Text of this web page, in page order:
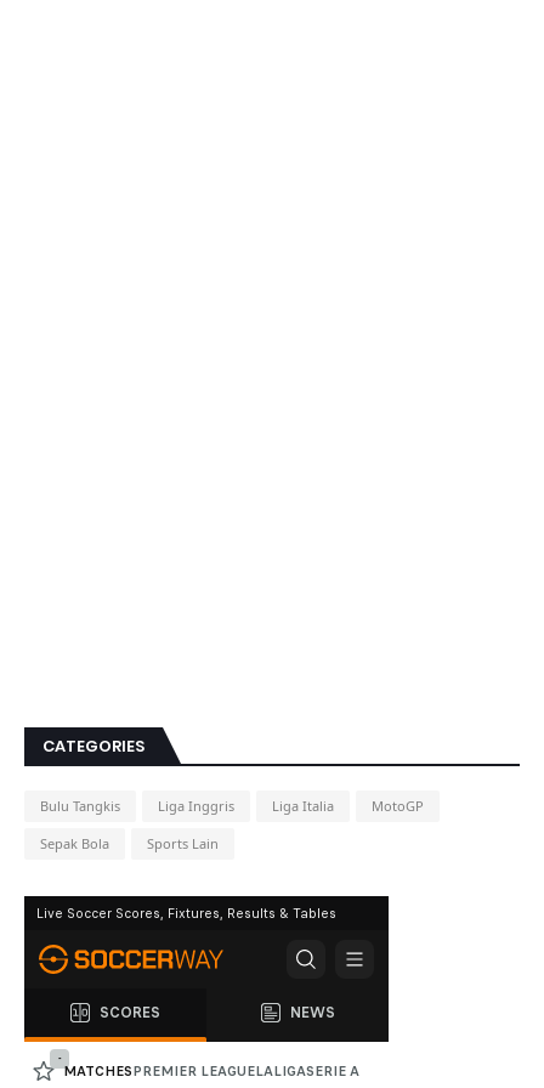
CATEGORIES
Bulu Tangkis Liga Inggris Liga Italia MotoGP
Sepak Bola Sports Lain